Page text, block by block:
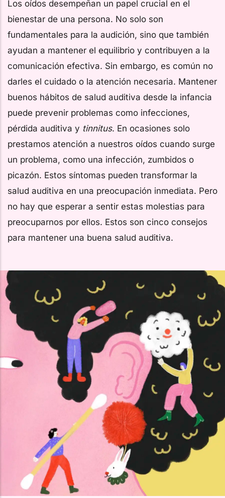
Los oídos desempeñan un papel crucial en el
bienestar de una persona. No solo son
fundamentales para la audición, sino que también
ayudan a mantener el equilibrio y contribuyen a la
comunicación efectiva. Sin embargo, es común no
darles el cuidado o la atención necesaria. Mantener
buenos hábitos de salud auditiva desde la infancia
puede prevenir problemas como infecciones,
pérdida auditiva y tinnitus. En ocasiones solo
prestamos atención a nuestros oídos cuando surge
un problema, como una infección, zumbidos o
picazón. Estos síntomas pueden transformar la
salud auditiva en una preocupación inmediata. Pero
no hay que esperar a sentir estas molestias para
preocuparnos por ellos. Estos son cinco consejos
para mantener una buena salud auditiva.